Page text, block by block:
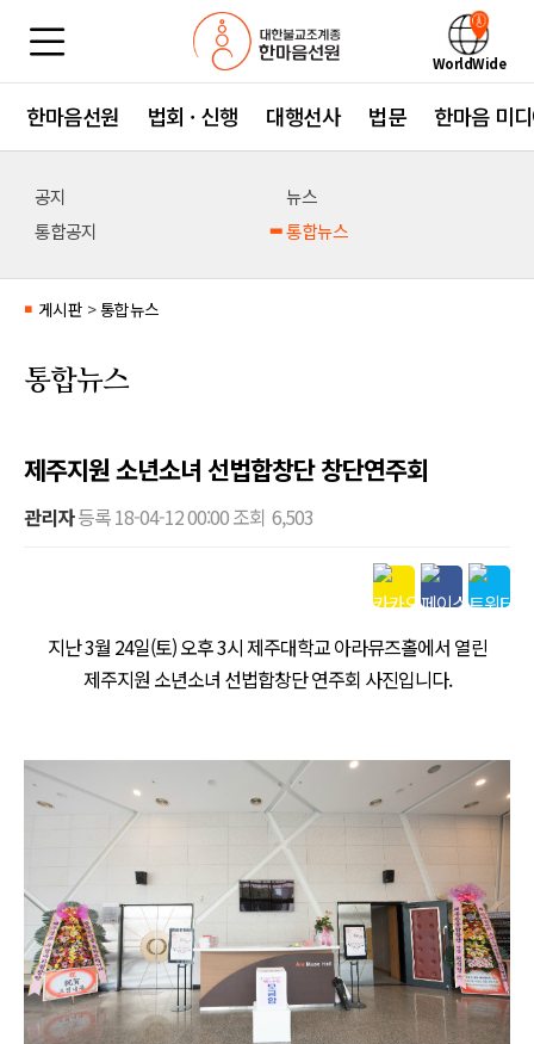
WorldWide
한마음선원 법회 · 신행 대행선사 법문 한마음 미
공지
뉴스
통합공지
통합뉴스
■ 게시판 > 통합뉴스
통합뉴스
제주지원 소년소녀 선법합창단 창단연주회
관리자등록18-04-12 00:00조회 6,503
지난 3월 24일(토) 오후 3시 제주대학교 아라뮤즈홀에서 열린
제주지원 소년소녀 선법합창단 연주회 사진입니다.